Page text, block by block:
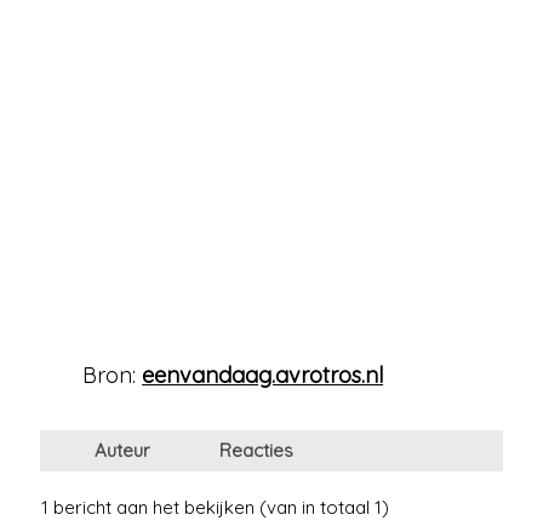
Bron:eenvandaag.avrotros.nl
Auteur Reacties
1 bericht aan het bekijken (van in totaal 1)